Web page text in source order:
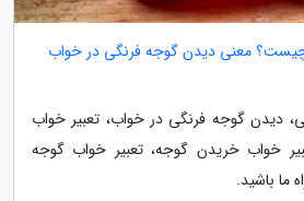
معنی دیدن گوجه فرنگی در خواب
دیدن گوجه فرنگی در خواب، تعبیر خواب
خواب خریدن گوجه، تعبیر خواب گوجه
ما باشید.